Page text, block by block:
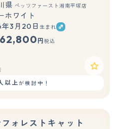
もっと見る
県 ペッツファースト湘南平塚店
ホワイト
3月20日 生まれ
円 税込
以上が検討中！
ォレストキャット